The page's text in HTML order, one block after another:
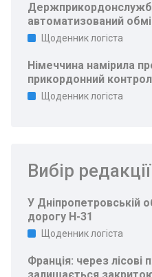
автоматизований
Щоденник логіста
Німеччина намірила
прикордонний
Щоденник логіста
Вибір редакції
У Дніпропетровській
дорогу Н-31
Щоденник логіста
Франція: через лісові